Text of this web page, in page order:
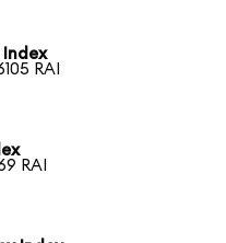
Index
RAI
RAI